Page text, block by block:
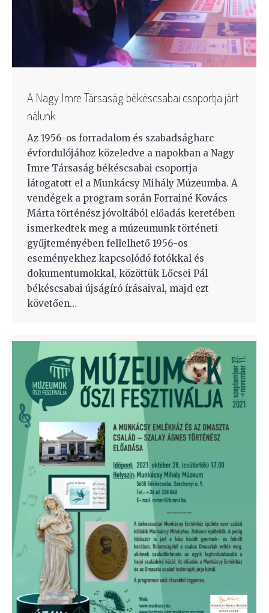
A Nagy Imre Társaság békéscsabai csoportja járt
nálunk
Az 1956-os forradalom és szabadságharc
évfordulójához közeledve a napokban a Nagy
Imre Társaság békéscsabai csoportja
látogatott el a Munkácsy Mihály Múzeumba. A
vendégek a program során Forrainé Kovács
Márta történész jóvoltából előadás keretében
ismerkedtek meg a múzeumunk történeti
gyűjteményében fellelhető 1956-os
eseményekhez kapcsolódó fotókkal és
dokumentumokkal, közöttük Lőcsei Pál
békéscsabai újságíró írásaival, majd ezt
követően…